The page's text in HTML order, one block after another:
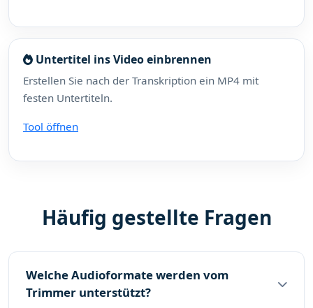
Untertitel ins Video einbrennen
Erstellen Sie nach der Transkription ein MP4 mit
festen Untertiteln.
Tool öffnen
Häufig gestellte Fragen
Welche Audioformate werden vom
Trimmer unterstützt?